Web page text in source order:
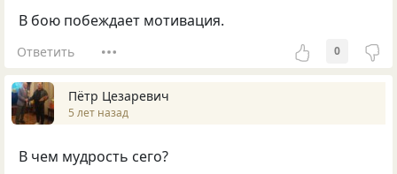
В бою побеждает мотивация.
Ответить 0
Пётр Цезаревич
5 лет назад
В чем мудрость сего?